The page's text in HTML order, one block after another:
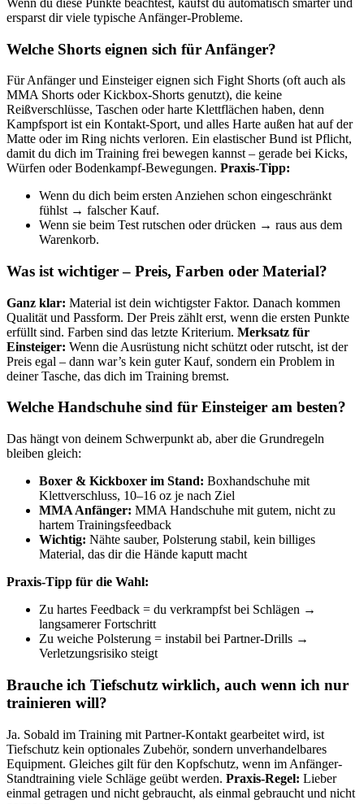
ersparst dir viele typische Anfänger-Probleme.
Welche Shorts eignen sich für Anfänger?
Für Anfänger und Einsteiger eignen sich Fight Shorts (oft auch als
MMA Shorts oder Kickbox-Shorts genutzt), die keine
Reißverschlüsse, Taschen oder harte Klettflächen haben, denn
Kampfsport ist ein Kontakt-Sport, und alles Harte außen hat auf der
Matte oder im Ring nichts verloren. Ein elastischer Bund ist Pflicht,
damit du dich im Training frei bewegen kannst – gerade bei Kicks,
Würfen oder Bodenkampf-Bewegungen. Praxis-Tipp:
Wenn du dich beim ersten Anziehen schon eingeschränkt
fühlst → falscher Kauf.
Wenn sie beim Test rutschen oder drücken → raus aus dem
Warenkorb.
Was ist wichtiger – Preis, Farben oder Material?
Ganz klar: Material ist dein wichtigster Faktor. Danach kommen
Qualität und Passform. Der Preis zählt erst, wenn die ersten Punkte
erfüllt sind. Farben sind das letzte Kriterium. Merksatz für
Einsteiger: Wenn die Ausrüstung nicht schützt oder rutscht, ist der
Preis egal – dann war’s kein guter Kauf, sondern ein Problem in
deiner Tasche, das dich im Training bremst.
Welche Handschuhe sind für Einsteiger am besten?
Das hängt von deinem Schwerpunkt ab, aber die Grundregeln
bleiben gleich:
Boxer & Kickboxer im Stand: Boxhandschuhe mit
Klettverschluss, 10–16 oz je nach Ziel
MMA Anfänger: MMA Handschuhe mit gutem, nicht zu
hartem Trainingsfeedback
Wichtig: Nähte sauber, Polsterung stabil, kein billiges
Material, das dir die Hände kaputt macht
Praxis-Tipp für die Wahl:
Zu hartes Feedback = du verkrampfst bei Schlägen →
langsamerer Fortschritt
Zu weiche Polsterung = instabil bei Partner-Drills →
Verletzungsrisiko steigt
Brauche ich Tiefschutz wirklich, auch wenn ich nur
trainieren will?
Ja. Sobald im Training mit Partner-Kontakt gearbeitet wird, ist
Tiefschutz kein optionales Zubehör, sondern unverhandelbares
Equipment. Gleiches gilt für den Kopfschutz, wenn im Anfänger-
Standtraining viele Schläge geübt werden. Praxis-Regel: Lieber
einmal getragen und nicht gebraucht, als einmal gebraucht und nicht